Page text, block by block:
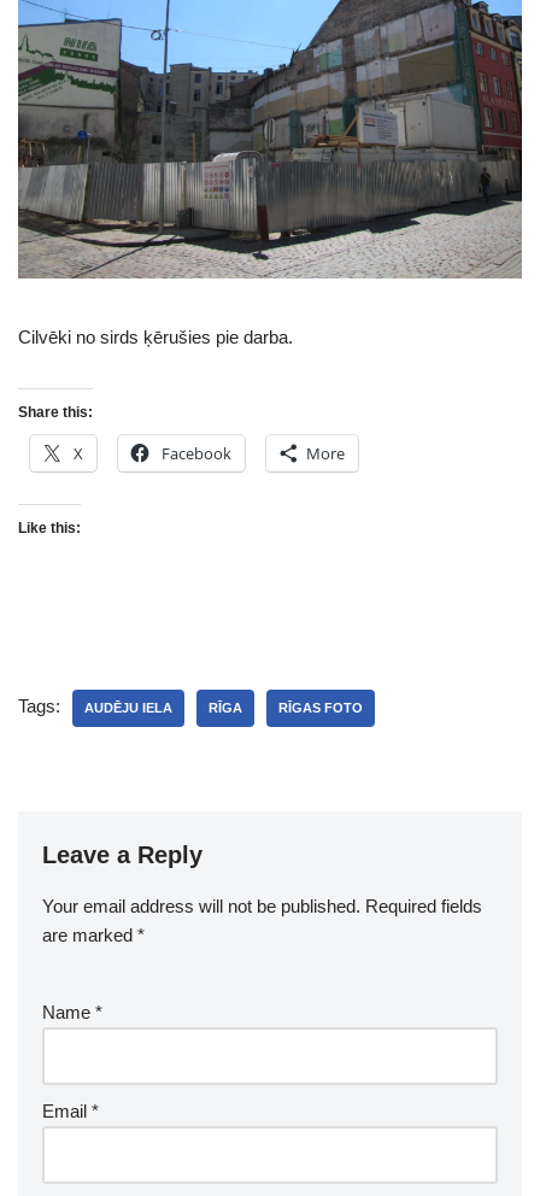
Cilvēki no sirds ķērušies pie darba.
Share this:
X Facebook More
Like this:
Tags: AUDĒJU IELA RĪGA RĪGAS FOTO
Leave a Reply
Your email address will not be published. Required fields
are marked *
Name *
Email *